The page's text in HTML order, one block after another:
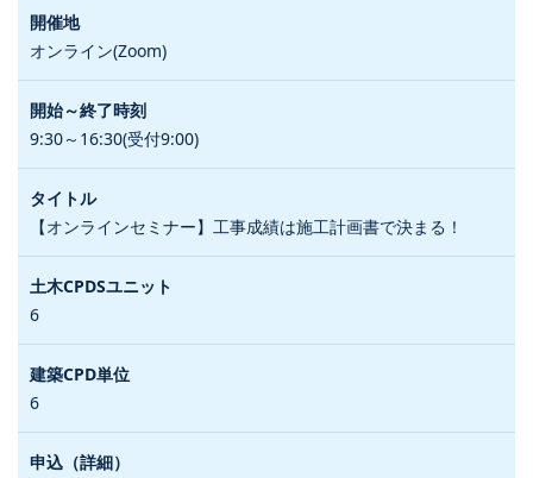
オンライン(Zoom)
9:30～16:30(受付9:00)
【オンラインセミナー】工事成績は施工計画書で決まる！
6
6